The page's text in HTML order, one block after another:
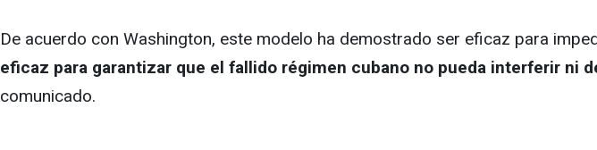
De acuerdo con Washington, este modelo ha demostrado ser eficaz para
eficaz para garantizar que el fallido régimen cubano no pueda interferir ni
comunicado.